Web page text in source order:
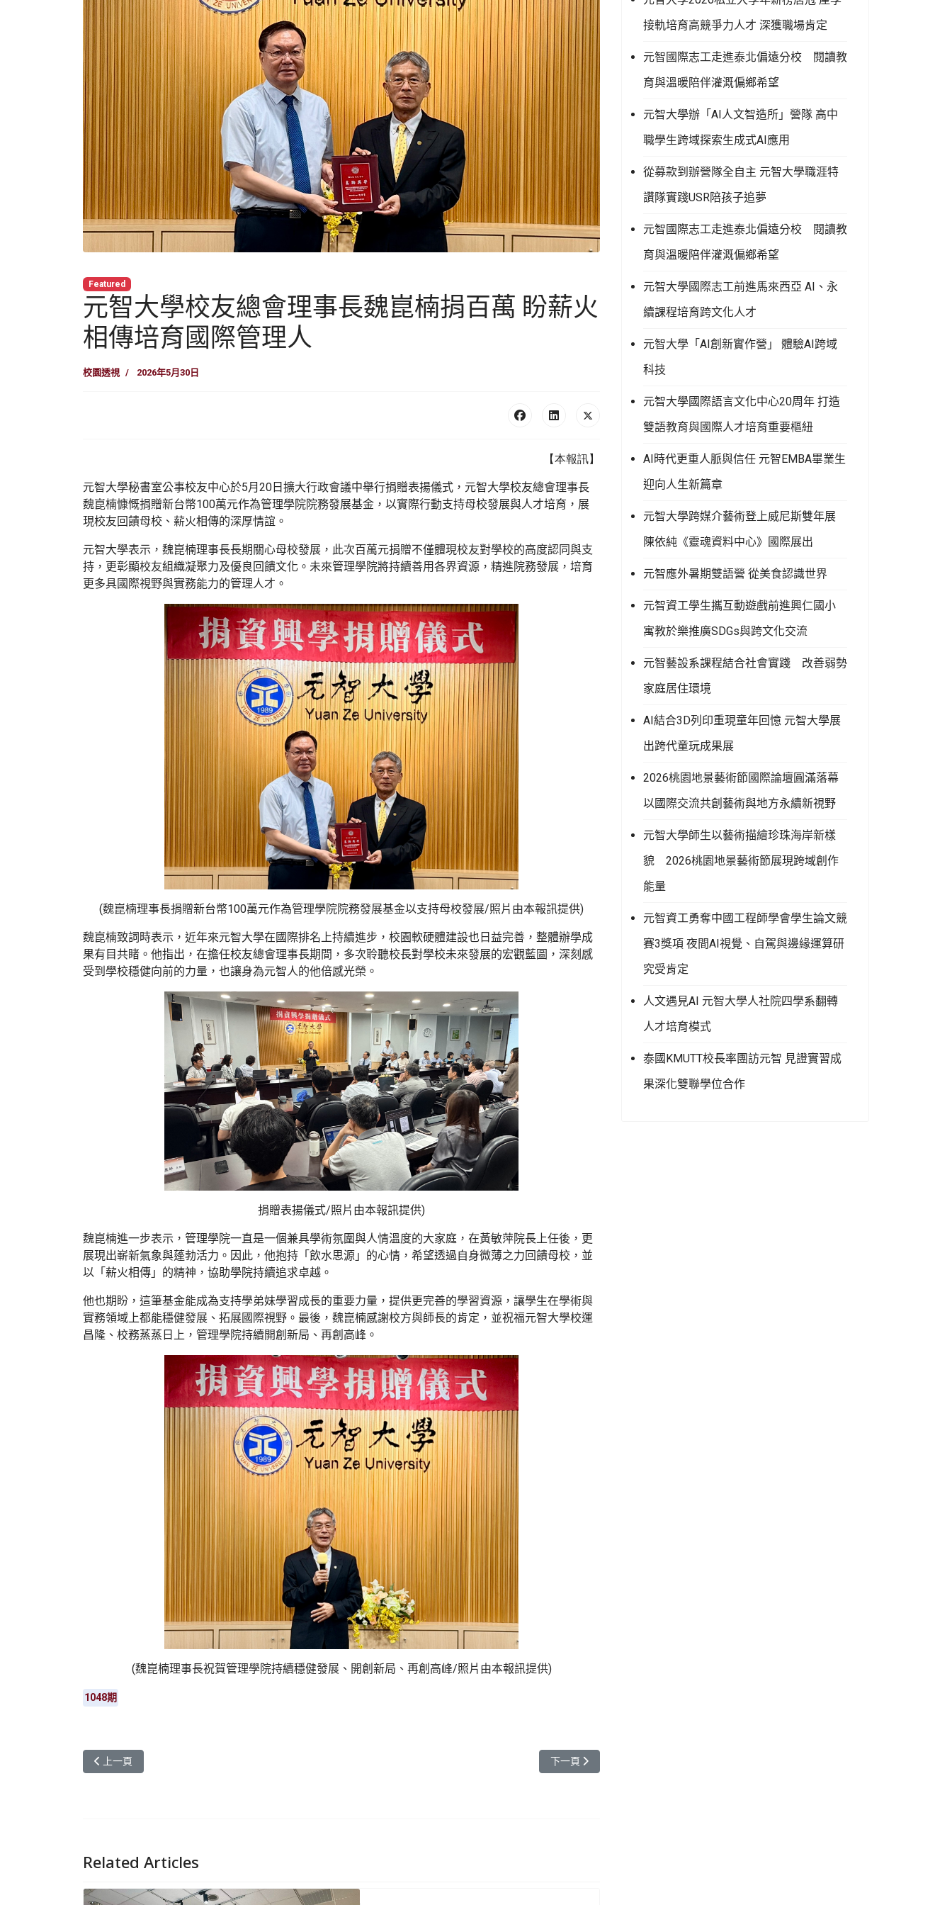
Featured
元智大學校友總會理事長魏崑楠捐百萬 盼薪火
相傳培育國際管理人
校園透視 2026年5月30日
【本報訊】
元智大學秘書室公事校友中心於5月20日擴大行政會議中舉行捐贈表揚儀式，元智大學校友總會理事長
魏崑楠慷慨捐贈新台幣100萬元作為管理學院院務發展基金，以實際行動支持母校發展與人才培育，展
現校友回饋母校、薪火相傳的深厚情誼。
元智大學表示，魏崑楠理事長長期關心母校發展，此次百萬元捐贈不僅體現校友對學校的高度認同與支
持，更彰顯校友組織凝聚力及優良回饋文化。未來管理學院將持續善用各界資源，精進院務發展，培育
更多具國際視野與實務能力的管理人才。
(魏崑楠理事長捐贈新台幣100萬元作為管理學院院務發展基金以支持母校發展/照片由本報訊提供)
魏崑楠致詞時表示，近年來元智大學在國際排名上持續進步，校園軟硬體建設也日益完善，整體辦學成
果有目共睹。他指出，在擔任校友總會理事長期間，多次聆聽校長對學校未來發展的宏觀藍圖，深刻感
受到學校穩健向前的力量，也讓身為元智人的他倍感光榮。
捐贈表揚儀式/照片由本報訊提供)
魏崑楠進一步表示，管理學院一直是一個兼具學術氛圍與人情溫度的大家庭，在黃敏萍院長上任後，更
展現出嶄新氣象與蓬勃活力。因此，他抱持「飲水思源」的心情，希望透過自身微薄之力回饋母校，並
以「薪火相傳」的精神，協助學院持續追求卓越。
他也期盼，這筆基金能成為支持學弟妹學習成長的重要力量，提供更完善的學習資源，讓學生在學術與
實務領域上都能穩健發展、拓展國際視野。最後，魏崑楠感謝校方與師長的肯定，並祝福元智大學校運
昌隆、校務蒸蒸日上，管理學院持續開創新局、再創高峰。
(魏崑楠理事長祝賀管理學院持續穩健發展、開創新局、再創高峰/照片由本報訊提供)
1048期
上一篇文章: 元智中語系邀香港學者分享武術文化研究
上一頁 下一篇文章: 元智華語中心與韜睿丰聯手 共創全球白領華語教育版圖
下一頁
Related Articles
接軌培育高競爭力人才 深獲職場肯定
元智國際志工走進泰北偏遠分校 閱讀教
育與溫暖陪伴灌溉偏鄉希望
元智大學辦「AI人文智造所」營隊 高中
職學生跨域探索生成式AI應用
從募款到辦營隊全自主 元智大學職涯特
讚隊實踐USR陪孩子追夢
元智國際志工走進泰北偏遠分校 閱讀教
育與溫暖陪伴灌溉偏鄉希望
元智大學國際志工前進馬來西亞 AI、永
續課程培育跨文化人才
元智大學「AI創新實作營」 體驗AI跨域
科技
元智大學國際語言文化中心20周年 打造
雙語教育與國際人才培育重要樞紐
AI時代更重人脈與信任 元智EMBA畢業生
迎向人生新篇章
元智大學跨媒介藝術登上威尼斯雙年展
陳依純《靈魂資料中心》國際展出
元智應外暑期雙語營 從美食認識世界
元智資工學生攜互動遊戲前進興仁國小
寓教於樂推廣SDGs與跨文化交流
元智藝設系課程結合社會實踐 改善弱勢
家庭居住環境
AI結合3D列印重現童年回憶 元智大學展
出跨代童玩成果展
2026桃園地景藝術節國際論壇圓滿落幕
以國際交流共創藝術與地方永續新視野
元智大學師生以藝術描繪珍珠海岸新樣
貌 2026桃園地景藝術節展現跨域創作
能量
元智資工勇奪中國工程師學會學生論文競
賽3獎項 夜間AI視覺、自駕與邊緣運算研
究受肯定
人文遇見AI 元智大學人社院四學系翻轉
人才培育模式
泰國KMUTT校長率團訪元智 見證實習成
果深化雙聯學位合作